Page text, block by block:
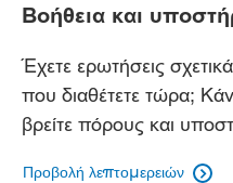
Βοήθεια και
Έχετε ερωτήσεις
που διαθέτετε τώρα;
βρείτε πόρους και
Προβολή λεπτομερειών 